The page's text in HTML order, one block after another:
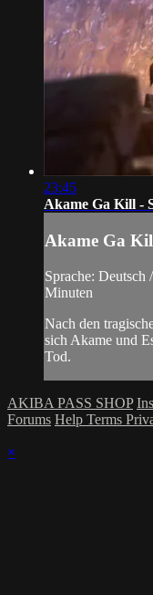
23:45
Akame Ga Kill -
Akame Ga
Sprache:
Minuten
Nach den
sich Akame und
Tod.
AKIBA PASS SHOP
Forums Help Terms
×